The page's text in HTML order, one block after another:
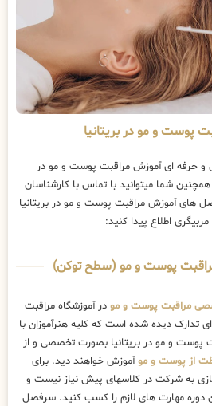
و مو در بریتانیا
حرفه ای آموزش مراقبت پوست و مو در
همچنین شما میتوانید با تماس با کارشناسان
های آموزش مراقبت پوست و مو در بریتانیا
اطلاع پیدا کنید:
مراقبت پوست و مو (سطح توکن)
مراقبت پوست و مو در آموزشگاه مراقبت
تدارک دیده شده است که کلیه هنرآموزان با
پوست و مو در بریتانیا بصورت تخصصی و از
از پوست و موآموزش خواهند دید. برای
به شرکت در کلاسهای پیش نیاز نیست و
دوره مهارت های لازم را کسب کنید. سرفصل